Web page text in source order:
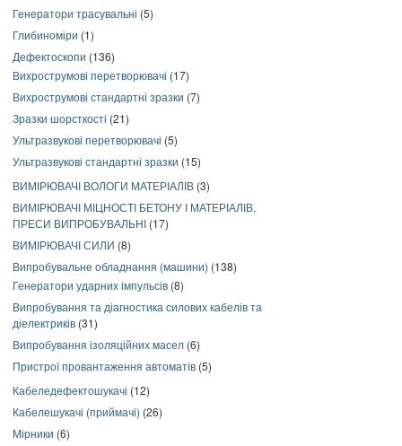
Генератори трасувальні (5)
Глибиноміри (1)
Дефектоскопи (136)
Вихрострумові перетворювачі (17)
Вихрострумові стандартні зразки (7)
Зразки шорсткості (21)
Ультразвукові перетворювачі (5)
Ультразвукові стандартні зразки (15)
ВИМІРЮВАЧІ ВОЛОГИ МАТЕРІАЛІВ (3)
ВИМІРЮВАЧІ МІЦНОСТІ БЕТОНУ І МАТЕРІАЛІВ,
ПРЕСИ ВИПРОБУВАЛЬНІ (17)
ВИМІРЮВАЧІ СИЛИ (8)
Випробувальне обладнання (машини) (138)
Генератори ударних імпульсів (8)
Випробування та діагностика силових кабелів та
діелектриків (31)
Випробування ізоляційних масел (6)
Пристрої провантаження автоматів (5)
Кабеледефектошукачі (12)
Кабелешукачі (приймачі) (26)
Мірники (6)